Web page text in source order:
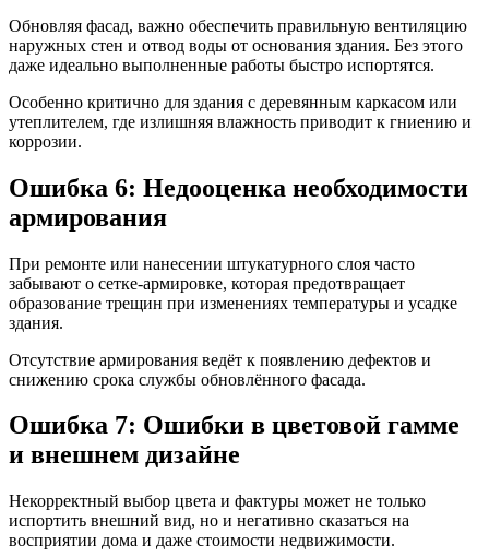
Обновляя фасад, важно обеспечить правильную вентиляцию
наружных стен и отвод воды от основания здания. Без этого
даже идеально выполненные работы быстро испортятся.
Особенно критично для здания с деревянным каркасом или
утеплителем, где излишняя влажность приводит к гниению и
коррозии.
Ошибка 6: Недооценка необходимости
армирования
При ремонте или нанесении штукатурного слоя часто
забывают о сетке-армировке, которая предотвращает
образование трещин при изменениях температуры и усадке
здания.
Отсутствие армирования ведёт к появлению дефектов и
снижению срока службы обновлённого фасада.
Ошибка 7: Ошибки в цветовой гамме
и внешнем дизайне
Некорректный выбор цвета и фактуры может не только
испортить внешний вид, но и негативно сказаться на
восприятии дома и даже стоимости недвижимости.